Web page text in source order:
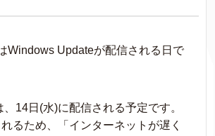
Windows Updateが配信される日で
14日(水)に配信される予定です。
るため、「インターネットが遅く